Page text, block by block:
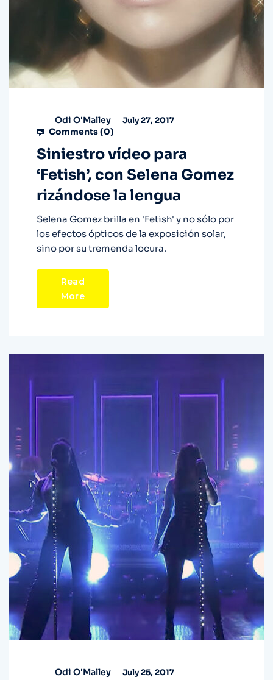
Odi O'Malley July 27, 2017
Comments (0)
Siniestro vídeo para
‘Fetish’, con Selena Gomez
rizándose la lengua
Selena Gomez brilla en 'Fetish' y no sólo por
los efectos ópticos de la exposición solar,
sino por su tremenda locura.
Read
More
Odi O'Malley July 25, 2017